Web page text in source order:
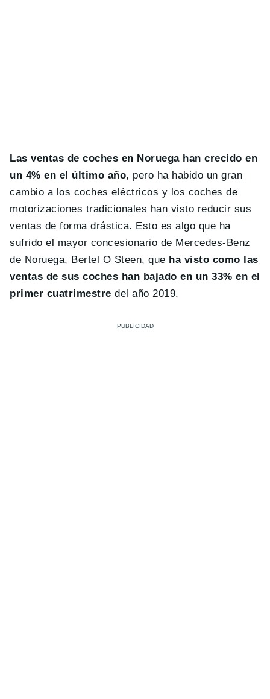
Las ventas de coches en Noruega han crecido en
un 4% en el último año, pero ha habido un gran
cambio a los coches eléctricos y los coches de
motorizaciones tradicionales han visto reducir sus
ventas de forma drástica. Esto es algo que ha
sufrido el mayor concesionario de Mercedes-Benz
de Noruega, Bertel O Steen, que ha visto como las
ventas de sus coches han bajado en un 33% en el
primer cuatrimestre del año 2019.